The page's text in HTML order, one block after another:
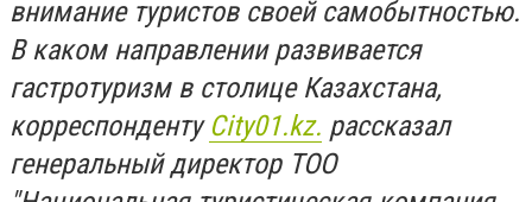
внимание туристов своей самобытностью.
В каком направлении развивается
гастротуризм в столице Казахстана,
корреспондентуCity01.kz. рассказал
генеральный директор ТОО